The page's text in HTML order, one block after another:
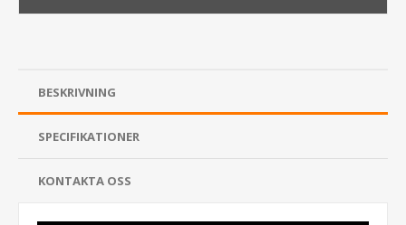
BESKRIVNING
SPECIFIKATIONER
KONTAKTA OSS